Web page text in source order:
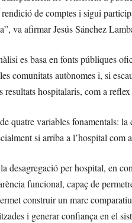
de comptes i sigui
va afirmar Jesús Sánchez
es basa en fonts públiques
comunitats autònomes i, si
resultats hospitalaris, com a
quatre variables fonamentals:
si arriba a l’hospital com
desagregació per hospital, en
funcional, capaç de
construir un marc
i generar confiança en el